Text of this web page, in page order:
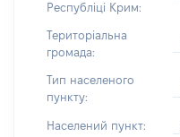
Республіці Крим:
Територіальна
громада:
Тип населеного
пункту:
Населений пункт: